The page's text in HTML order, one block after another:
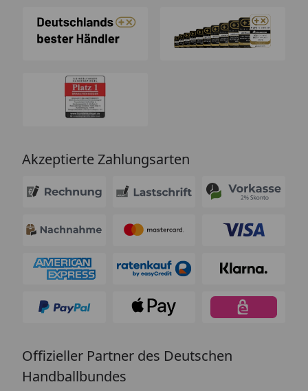
Akzeptierte Zahlungsarten
Offizieller Partner des Deutschen
Handballbundes